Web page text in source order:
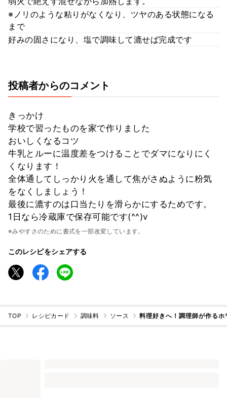
※ノリのような粘りがなくなり、ツヤのある状態になる
まで
好みの固さになり、塩で調味して漉せば完成です
投稿者からのコメント
きっかけ
学校で習ったものを家で作りました
おいしくなるコツ
牛乳とルーに温度差をつけることでダマになりにく
くなります！
全体通してしっかり火を通して焦がさぬように粉気
をなくしましょう！
最後に漉すのは口当たりを滑らかにするためです。
1日なら冷蔵庫で保存可能です(^^)v
※みやすさのために書式を一部改変しています。
このレシピをシェアする
TOP レシピカード 調味料 ソース 料理好きへ！調理師が作るホ